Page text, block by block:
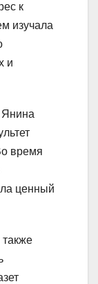
к
изучала
и
Янина
время
ценный